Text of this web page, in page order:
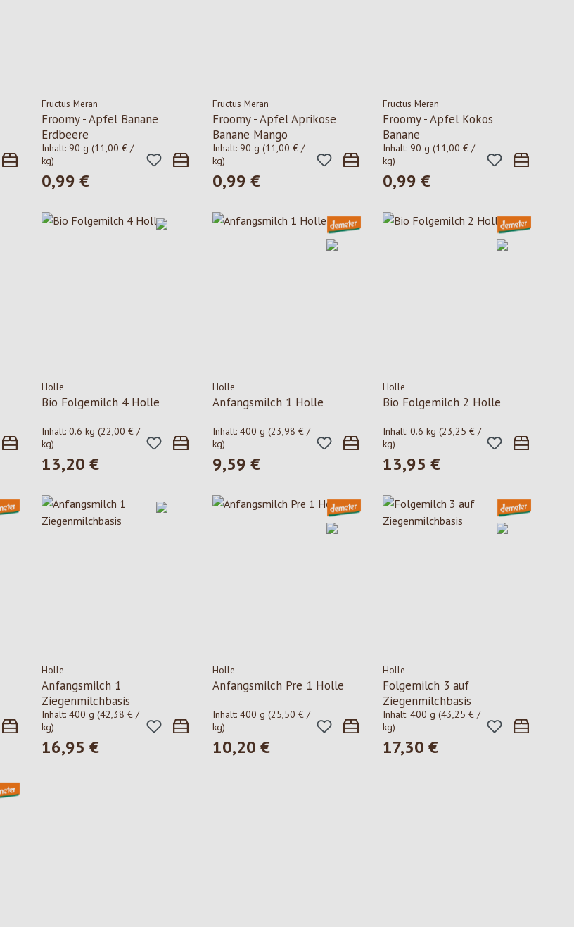
Fructus Meran
Froomy - Apfel Banane
Erdbeere
Inhalt: 90 g(11,00 € /
kg)
Regulärer Preis:
0,99 €
Fructus Meran
Froomy - Apfel Aprikose
Banane Mango
Inhalt: 90 g (11,00 € /
kg)
Regulärer Preis:
0,99 €
Fructus Meran
Froomy - Apfel Kokos
Banane
Inhalt: 90 g (11,00 € /
kg)
Regulärer Preis:
0,99 €
Holle
Bio Folgemilch 4 Holle
Inhalt:0.6 kg(22,00 € /
kg)
Regulärer Preis:
13,20 €
Holle
Anfangsmilch 1 Holle
Inhalt: 400 g (23,98 € /
kg)
Regulärer Preis:
9,59 €
Holle
Bio Folgemilch 2 Holle
Inhalt: 0.6 kg (23,25 € /
kg)
Regulärer Preis:
13,95 €
Holle
Anfangsmilch 1
Ziegenmilchbasis
Inhalt:400 g(42,38 € /
kg)
Regulärer Preis:
16,95 €
Holle
Anfangsmilch Pre 1 Holle
Inhalt: 400 g (25,50 € /
kg)
Regulärer Preis:
10,20 €
Holle
Folgemilch 3 auf
Ziegenmilchbasis
Inhalt: 400 g (43,25 € /
kg)
Regulärer Preis:
17,30 €